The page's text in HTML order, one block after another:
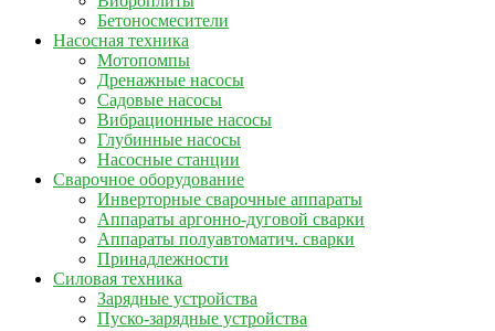
Бетоносмесители
Насосная техника
Мотопомпы
Дренажные насосы
Садовые насосы
Вибрационные насосы
Глубинные насосы
Насосные станции
Сварочное оборудование
Инверторные сварочные аппараты
Аппараты аргонно-дуговой сварки
Аппараты полуавтоматич. сварки
Принадлежности
Силовая техника
Зарядные устройства
Пуско-зарядные устройства